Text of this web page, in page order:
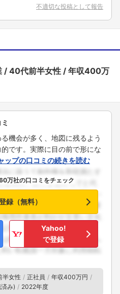
不適切な投稿として報告
40代前半女性
年収400万
機会が多く、地図に残るよう
です。実際に目の前で形にな
ップの口コミの続きを読む
万社の口コミをチェック
録（無料）
Yahoo!
で登録
半女性 正社員
年収400万円
み)
2022年度